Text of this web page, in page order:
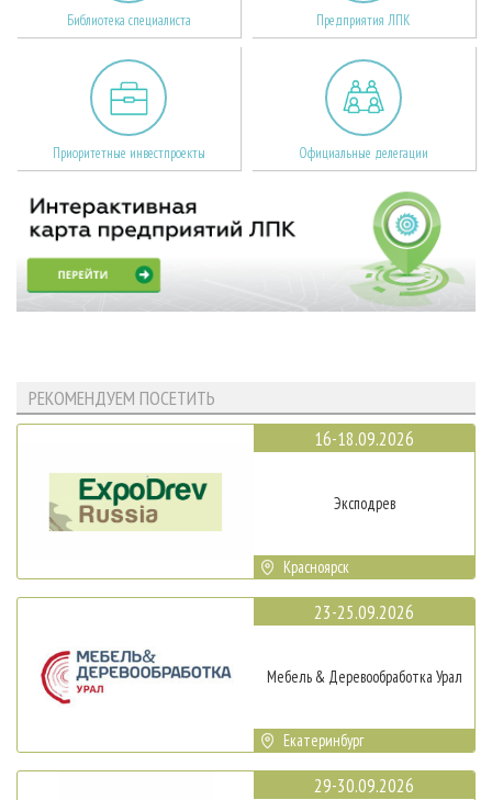
Библиотека специалиста Предприятия ЛПК
Приоритетные инвестпроекты Официальные делегации
РЕКОМЕНДУЕМ ПОСЕТИТЬ
16-18.09.2026
Эксподрев
Красноярск
23-25.09.2026
Мебель & Деревообработка Урал
Екатеринбург
29-30.09.2026